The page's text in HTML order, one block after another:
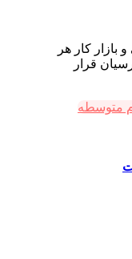
کار هر
قرار
متوسطه